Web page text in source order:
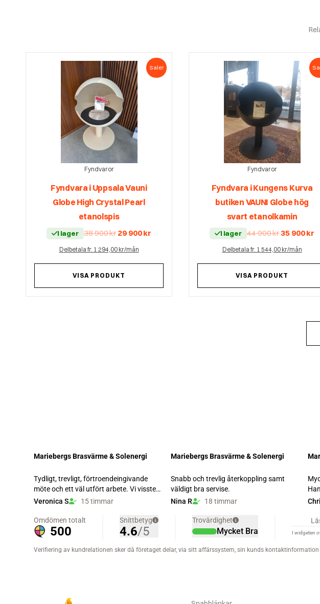
Sale!
Fyndvaror
Fyndvara i Uppsala Vauni
Globe High Crystal Pearl
etanolspis
I lager 38 900kr Det
ursprungliga
priset
var:
900 kr.
29 900kr
900 kr.
Delbetala fr. 1 294,00 kr/mån
VISA PRODUKT
Fyndvaror
Fyndvara i Kungens Kurva
butiken VAUNI Globe hög
svart etanolkamin
I lager 44 900krDet
priset
var:
900 kr.
35 900kr
Delbetala fr. 1 544,00 kr/mån
VISA PRODUKT